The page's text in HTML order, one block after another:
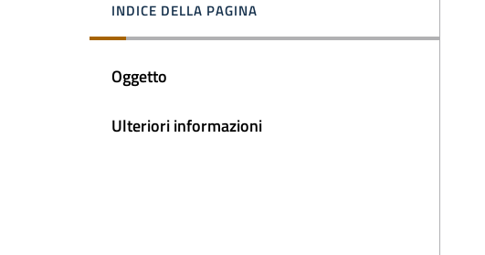
INDICE DELLA PAGINA
Oggetto
Ulteriori informazioni